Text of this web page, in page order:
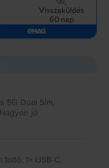
Visszaküldés
60 nap
5G Dual Sim,
jó
1× USB-C,